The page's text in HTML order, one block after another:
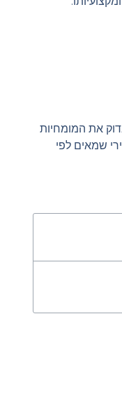
את המומחיות
שמאים לפי